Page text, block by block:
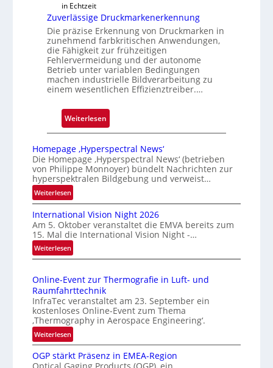
in Echtzeit
Zuverlässige Druckmarkenerkennung
Die präzise Erkennung von Druckmarken in
zunehmend farbkritischen Anwendungen,
die Fähigkeit zur frühzeitigen
Fehlervermeidung und der autonome
Betrieb unter variablen Bedingungen
machen industrielle Bildverarbeitung zu
einem wesentlichen Effizienztreiber.…
Weiterlesen:
Z
v
e
r
ä
s
s
g
D
r
u
c
m
a
Homepage ‚Hyperspectral News‘
Die Homepage ‚Hyperspectral News‘ (betrieben
von Philippe Monnoyer) bündelt Nachrichten zur
hyperspektralen Bildgebung und verweist…
Weiterlesen:
H
o
m
e
p
a
e
‚
H
y
p
e
r
s
International Vision Night 2026
Am 5. Oktober veranstaltet die EMVA bereits zum
15. Mal die International Vision Night -…
Weiterlesen:
I
t
e
r
n
a
t
o
Online-Event zur Thermografie in Luft- und
Raumfahrttechnik
InfraTec veranstaltet am 23. September ein
kostenloses Online-Event zum Thema
‚Thermography in Aerospace Engineering‘.
Weiterlesen:
O
n
OGP stärkt Präsenz in EMEA-Region